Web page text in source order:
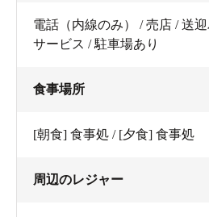
電話（内線のみ） / 売店 / 送
サービス / 駐車場あり
食事場所
[朝食] 食事処 / [夕食] 食事処
周辺のレジャー